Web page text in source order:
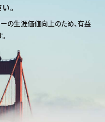
。
の生涯価値向上のため、有益